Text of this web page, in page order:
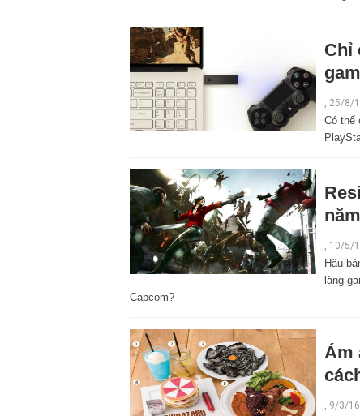
Chỉ
25/8/
Có thể
, 10/5/
Hậu
làng
Capcom?
Ám
, 9/3/16